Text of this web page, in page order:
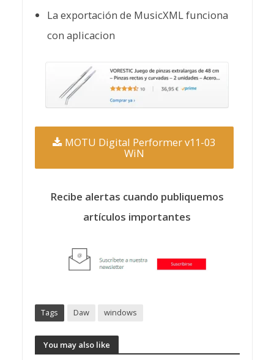
La exportación de MusicXML funciona
con aplicacion
MOTU Digital Performer v11-03
WiN
Recibe alertas cuando publiquemos
artículos importantes
Tags Daw windows
You may also like